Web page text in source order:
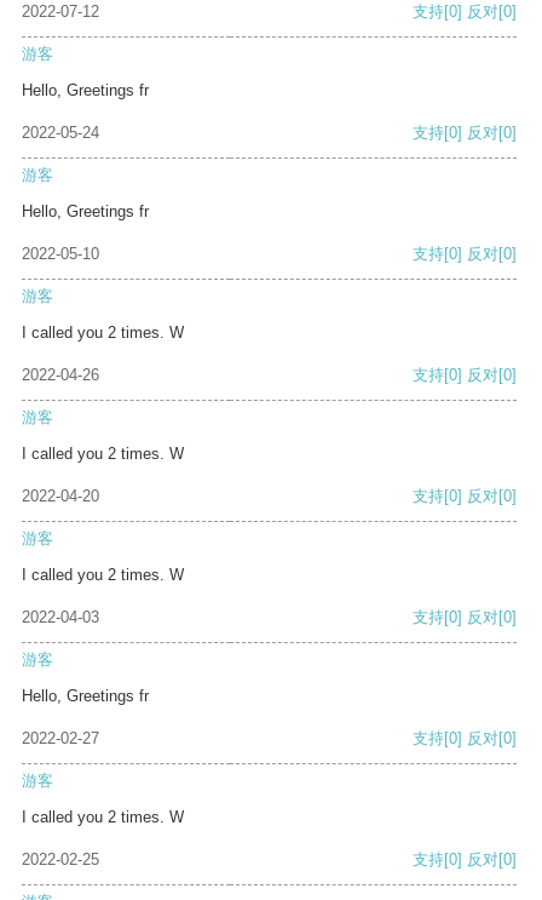
2022-07-12 支持[0] 反对[0]
游客
Hello, Greetings fr
2022-05-24 支持[0] 反对[0]
游客
Hello, Greetings fr
2022-05-10 支持[0] 反对[0]
游客
I called you 2 times. W
2022-04-26 支持[0] 反对[0]
游客
I called you 2 times. W
2022-04-20 支持[0] 反对[0]
游客
I called you 2 times. W
2022-04-03 支持[0] 反对[0]
游客
Hello, Greetings fr
2022-02-27 支持[0] 反对[0]
游客
I called you 2 times. W
2022-02-25 支持[0] 反对[0]